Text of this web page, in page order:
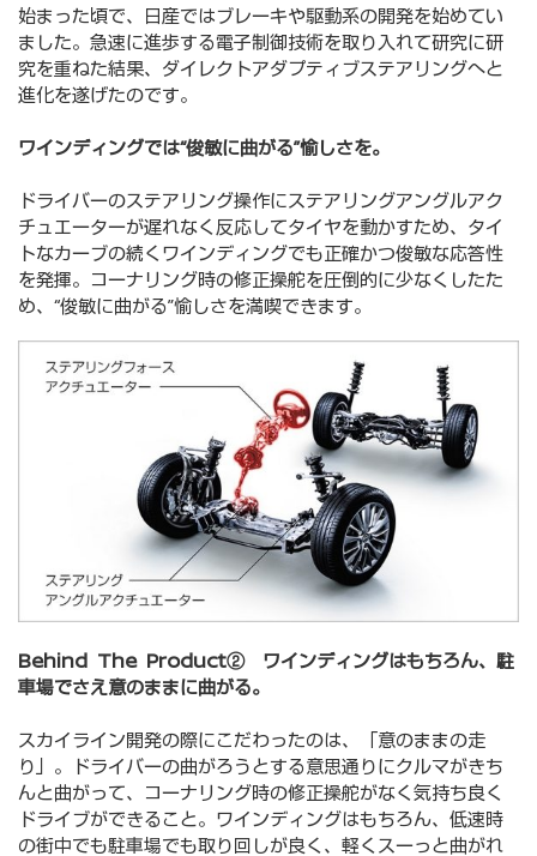
始まった頃で、日産ではブレーキや駆動系の開発を始めてい
ました。急速に進歩する電子制御技術を取り入れて研究に研
究を重ねた結果、ダイレクトアダプティブステアリングへと
進化を遂げたのです。
ワインディングでは“俊敏に曲がる”愉しさを。
ドライバーのステアリング操作にステアリングアングルアク
チュエーターが遅れなく反応してタイヤを動かすため、タイ
トなカーブの続くワインディングでも正確かつ俊敏な応答性
を発揮。コーナリング時の修正操舵を圧倒的に少なくしたた
め、“俊敏に曲がる”愉しさを満喫できます。
Behind The Product② ワインディングはもちろん、駐
車場でさえ意のままに曲がる。
スカイライン開発の際にこだわったのは、「意のままの走
り」。ドライバーの曲がろうとする意思通りにクルマがきち
んと曲がって、コーナリング時の修正操舵がなく気持ち良く
ドライブができること。ワインディングはもちろん、低速時
の街中でも駐車場でも取り回しが良く、軽くスーっと曲がれ